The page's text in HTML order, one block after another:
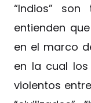
“Indios”
entienden
en el marco
en la cual
violentos